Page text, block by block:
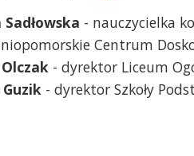
Sadłowska - nauczycielka
Centrum
Olczak - dyrektor Liceum
- dyrektor Szkoły